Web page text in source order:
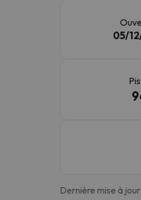
05/
Dernière mise à